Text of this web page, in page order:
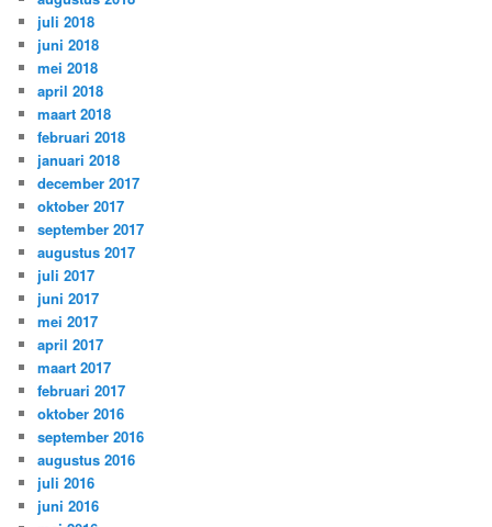
juli 2018
juni 2018
mei 2018
april 2018
maart 2018
februari 2018
januari 2018
december 2017
oktober 2017
september 2017
augustus 2017
juli 2017
juni 2017
mei 2017
april 2017
maart 2017
februari 2017
oktober 2016
september 2016
augustus 2016
juli 2016
juni 2016